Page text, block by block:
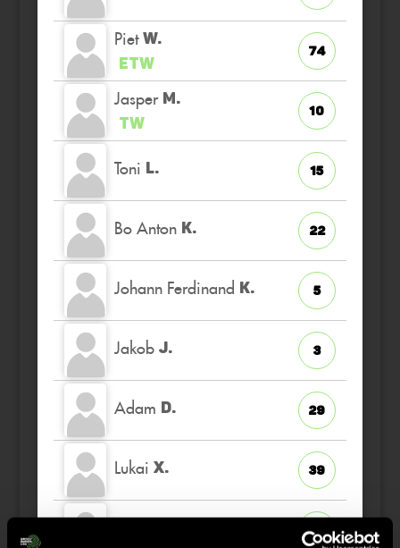
Piet W.
ETW
74
Jasper M.
TW
10
Toni L. 15
Bo Anton K. 22
Johann Ferdinand K. 5
Jakob J. 3
Adam D. 29
Lukai X. 39
35